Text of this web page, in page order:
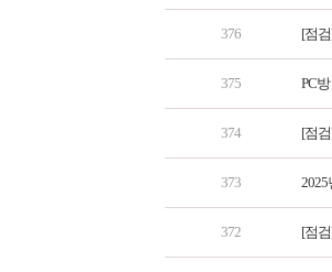
376 [점
375 PC
374 [점
373 2025
372 [점